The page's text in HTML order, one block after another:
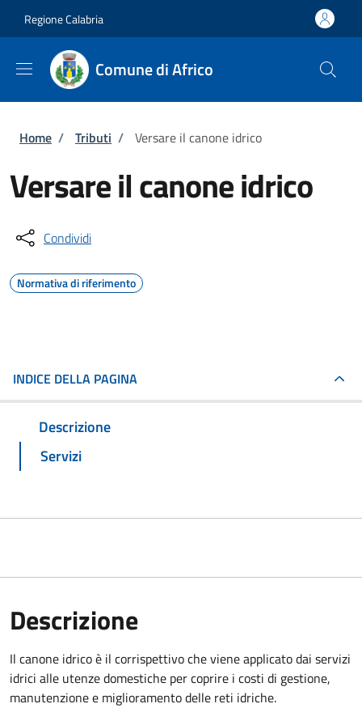
Regione Calabria
Comune di Africo
Briciole di pane
Home / Tributi / Versare il canone idrico
Versare il canone idrico
Condividi
Normativa di riferimento
INDICE DELLA PAGINA
Descrizione
Servizi
Descrizione
Il canone idrico è il corrispettivo che viene applicato dai servizi
idrici alle utenze domestiche per coprire i costi di gestione,
manutenzione e miglioramento delle reti idriche.